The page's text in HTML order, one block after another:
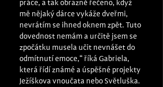
práce, a tak obrazně řečeno, když
mě nějaký dárce vykáže dveřmi,
nevrátím se ihned oknem zpět. Tuto
dovednost nemám a určitě jsem se
zpočátku musela učit nevnášet do
odmítnutí emoce,“ říká Gabriela,
která řídí známé a úspěšné projekty
Ježíškova vnoučata nebo Světluška.